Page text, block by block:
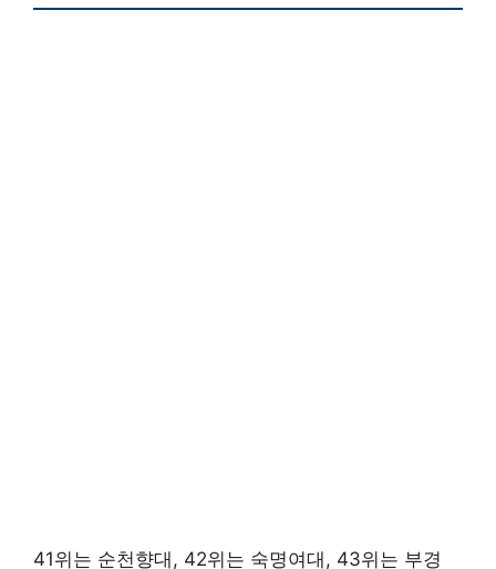
41위는 순천향대, 42위는 숙명여대, 43위는 부경